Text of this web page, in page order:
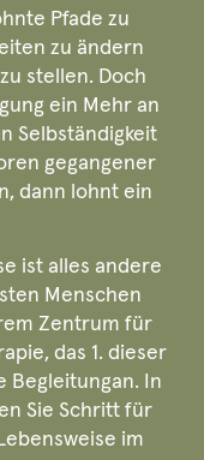
Pfade zu
zu ändern
stellen. Doch
ein Mehr an
Selbständigkeit
gegangener
dann lohnt ein
ist alles andere
Menschen
Zentrum für
das 1. dieser
Begleitungan. In
Sie Schritt für
im